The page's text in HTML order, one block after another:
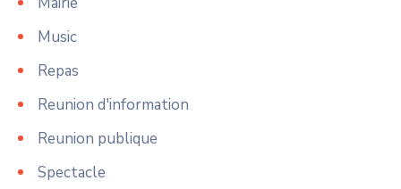
Music
Repas
Reunion d'information
Reunion publique
Spectacle